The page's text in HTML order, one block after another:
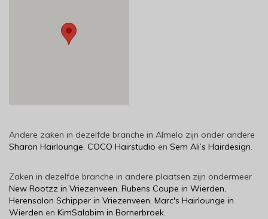
Andere zaken in dezelfde branche in Almelo zijn onder andere
Sharon Hairlounge, COCO Hairstudio en Sem Ali’s Hairdesign.
Zaken in dezelfde branche in andere plaatsen zijn ondermeer
New Rootzz in Vriezenveen, Rubens Coupe in Wierden,
Herensalon Schipper in Vriezenveen, Marc's Hairlounge in
Wierden en KimSalabim in Bornerbroek.